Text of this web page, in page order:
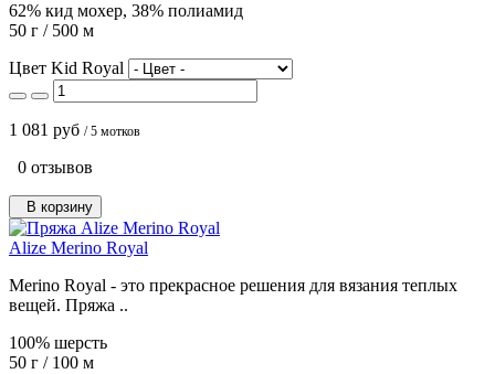
62% кид мохер, 38% полиамид
50 г / 500 м
Цвет Kid Royal
1 081 руб / 5 мотков
0 отзывов
В корзину
Alize Merino Royal
Merino Royal - это прекрасное решения для вязания теплых
вещей. Пряжа ..
100% шерсть
50 г / 100 м